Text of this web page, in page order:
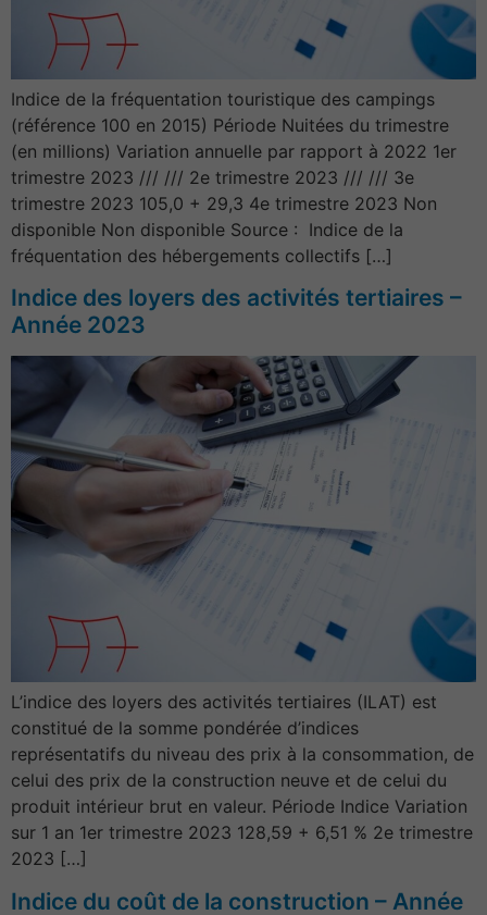
Indice de la fréquentation touristique des campings
(référence 100 en 2015) Période Nuitées du trimestre
(en millions) Variation annuelle par rapport à 2022 1er
trimestre 2023 /// /// 2e trimestre 2023 /// /// 3e
trimestre 2023 105,0 + 29,3 4e trimestre 2023 Non
disponible Non disponible Source : Indice de la
fréquentation des hébergements collectifs […]
Indice des loyers des activités tertiaires –
Année 2023
L’indice des loyers des activités tertiaires (ILAT) est
constitué de la somme pondérée d’indices
représentatifs du niveau des prix à la consommation, de
celui des prix de la construction neuve et de celui du
produit intérieur brut en valeur. Période Indice Variation
sur 1 an 1er trimestre 2023 128,59 + 6,51 % 2e trimestre
2023 […]
Indice du coût de la construction – Année